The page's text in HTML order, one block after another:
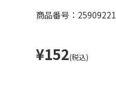
商品番号：25909221
¥152(税込)